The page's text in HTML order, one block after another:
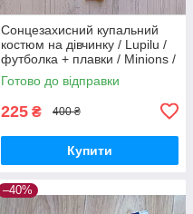
Сонцезахисний купальний
костюм на дівчинку / Lupilu /
футболка + плавки / Minions /
р.86-92, 12-24 місяців
Готово до відправки
225 ₴ 400 ₴
Купити
–40%